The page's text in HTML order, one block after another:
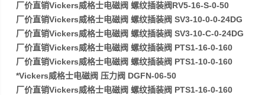
厂价直销Vickers威格士电磁阀 螺纹插装阀RV5-16-S-0-50
厂价直销Vickers威格士电磁阀 螺纹插装阀 SV3-10-0-0-24DG
厂价直销Vickers威格士电磁阀 螺纹插装阀 SV3-10-C-0-24DG
厂价直销Vickers威格士电磁阀 螺纹插装阀 PTS1-16-0-160
厂价直销Vickers威格士电磁阀 螺纹插装阀 PTS1-10-0-160
*Vickers威格士电磁阀 压力阀 DGFN-06-50
厂价直销Vickers威格士电磁阀 螺纹插装阀 PTS1-16-0-160